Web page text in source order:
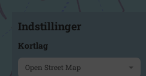
Indstillinger
Kortlag
Open Street Map